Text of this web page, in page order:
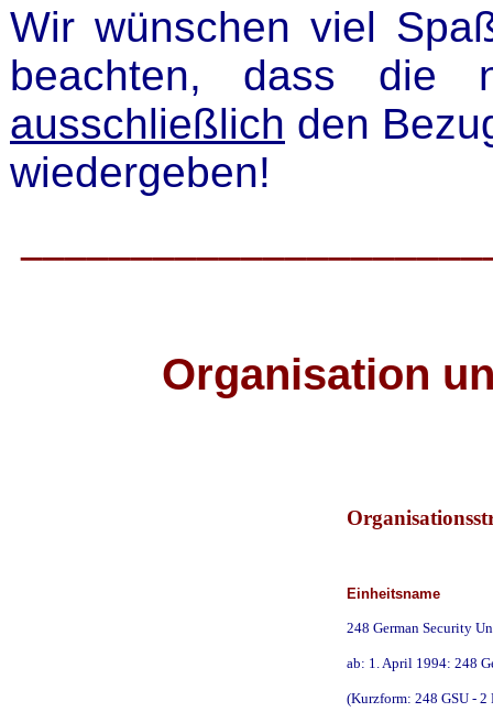
Wir wünschen viel
beachten, dass die
ausschließlich den
wiedergeben!
Organisation
Einheitsname
248 German Security
ab: 1. April 1994: 248
(Kurzform: 248 GSU - 2